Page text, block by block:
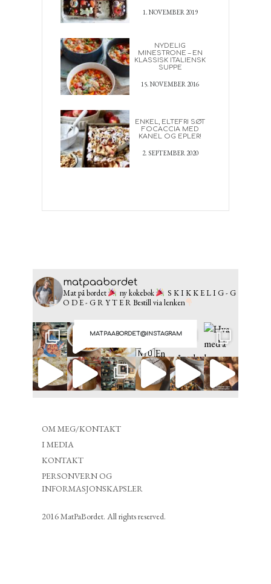
1. NOVEMBER 2019
NYDELIG
MINESTRONE – EN
KLASSISK ITALIENSK
SUPPE
15. NOVEMBER 2016
ENKEL, ELTEFRI SØT
FOCACCIA MED
KANEL OG EPLER!
2. SEPTEMBER 2020
MATPAABORDET@INSTAGRAM
matpaabordet
Mat på bordet ny kokebok
S K I K K E L I G - G
O D E - G R Y T E RBestill via lenken
OM MEG/KONTAKT
I MEDIA
KONTAKT
PERSONVERN OG
INFORMASJONSKAPSLER
2016 MatPaBordet. All rights reserved.